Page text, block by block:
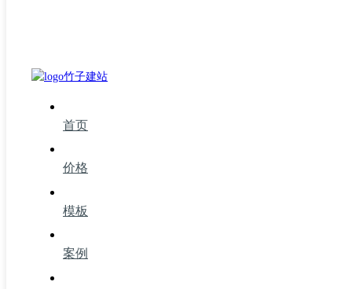
首页
价格
模板
案例